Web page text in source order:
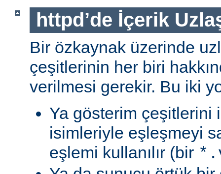
httpd’de İçerik
Bir özkaynak üzerinde
çeşitlerinin her biri
verilmesi gerekir. Bu iki
Ya gösterim çeşitlerini
isimleriyle eşleşmeyi
eşlemi kullanılır (bir